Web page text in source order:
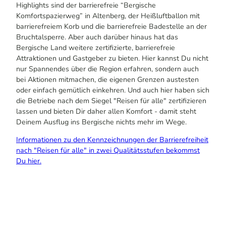
Highlights sind der barrierefreie “Bergische
Komfortspazierweg” in Altenberg, der Heißluftballon mit
barrierefreiem Korb und die barrierefreie Badestelle an der
Bruchtalsperre. Aber auch darüber hinaus hat das
Bergische Land weitere zertifizierte, barrierefreie
Attraktionen und Gastgeber zu bieten. Hier kannst Du nicht
nur Spannendes über die Region erfahren, sondern auch
bei Aktionen mitmachen, die eigenen Grenzen austesten
oder einfach gemütlich einkehren. Und auch hier haben sich
die Betriebe nach dem Siegel "Reisen für alle" zertifizieren
lassen und bieten Dir daher allen Komfort - damit steht
Deinem Ausflug ins Bergische nichts mehr im Wege.
Informationen zu den Kennzeichnungen der Barrierefreiheit
nach "Reisen für alle" in zwei Qualitätsstufen bekommst
Du hier.